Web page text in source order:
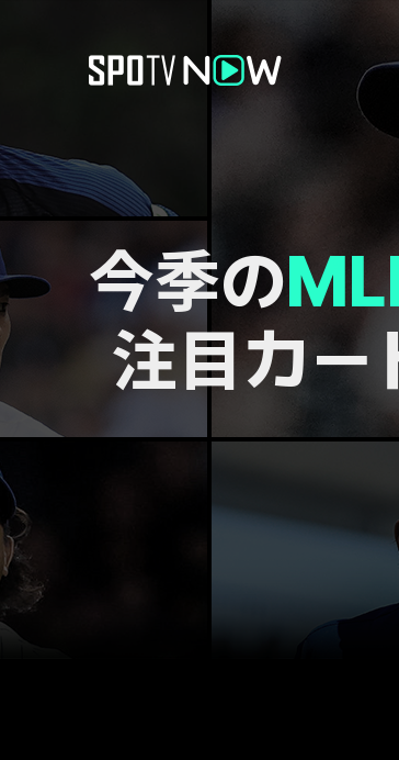
今季の
注目カー